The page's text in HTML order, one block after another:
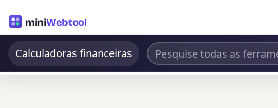
miniWebtool
Calculadoras financeiras